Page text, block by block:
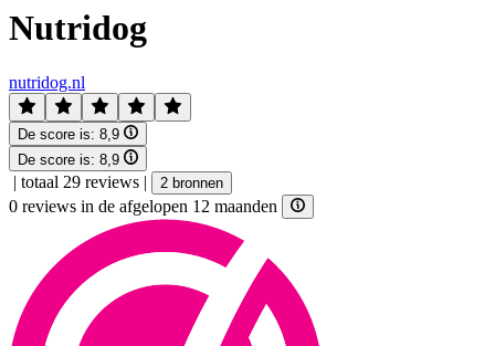
Nutridog
nutridog.nl
De score is: 8,9
De score is: 8,9
| totaal 29 reviews | 2 bronnen
0 reviews in de afgelopen 12 maanden